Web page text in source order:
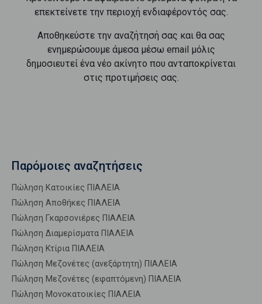
επεκτείνετε την περιοχή ενδιαφέροντός σας.
Αποθηκεύστε την αναζήτησή σας και θα σας
ενημερώσουμε άμεσα μέσω email μόλις
δημοσιευτεί ένα νέο ακίνητο που ανταποκρίνεται
στις προτιμήσεις σας.
Παρόμοιες αναζητήσεις
Πώληση Κατοικίες ΠΙΑΛΕΙΑ
Πώληση Αποθήκες ΠΙΑΛΕΙΑ
Πώληση Γκαρσονιέρες ΠΙΑΛΕΙΑ
Πώληση Διαμερίσματα ΠΙΑΛΕΙΑ
Πώληση Κτίρια ΠΙΑΛΕΙΑ
Πώληση Μεζονέτες (ανεξάρτητη) ΠΙΑΛΕΙΑ
Πώληση Μεζονέτες (εφαπτόμενη) ΠΙΑΛΕΙΑ
Πώληση Μονοκατοικίες ΠΙΑΛΕΙΑ